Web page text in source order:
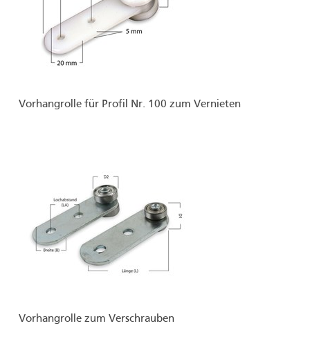
Vorhangrolle für Profil Nr. 100 zum Vernieten
Vorhangrolle zum Verschrauben